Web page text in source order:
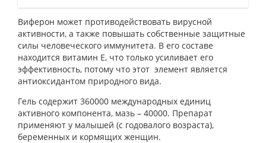
Виферон может противодействовать вирусной
активности, а также повышать собственные защитные
силы человеческого иммунитета. В его составе
находится витамин Е, что только усиливает его
эффективность, потому что этот элемент является
антиоксидантом природного вида.
Гель содержит 360000 международных единиц
активного компонента, мазь – 40000. Препарат
применяют у малышей (с годовалого возраста),
беременных и кормящих женщин.